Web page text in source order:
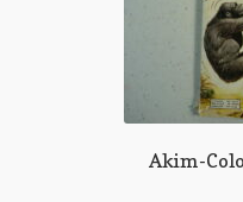
Akim-